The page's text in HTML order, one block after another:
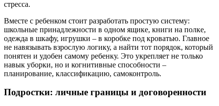
стресса.
Вместе с ребенком стоит разработать простую систему:
школьные принадлежности в одном ящике, книги на полке,
одежда в шкафу, игрушки – в коробке под кроватью. Главное
не навязывать взрослую логику, а найти тот порядок, который
понятен и удобен самому ребенку. Это укрепляет не только
навык уборки, но и когнитивные способности –
планирование, классификацию, самоконтроль.
Подростки: личные границы и договоренности